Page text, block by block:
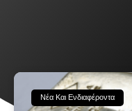
Νέα Και Ενδιαφέροντα